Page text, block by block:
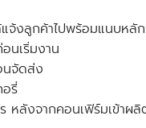
จ้งลูกค้าไปพร้อมแนบหลั
นเริ่มงาน
นจัดส่ง
รี่
หลังจากคอนเฟิร์มเข้าผลิ